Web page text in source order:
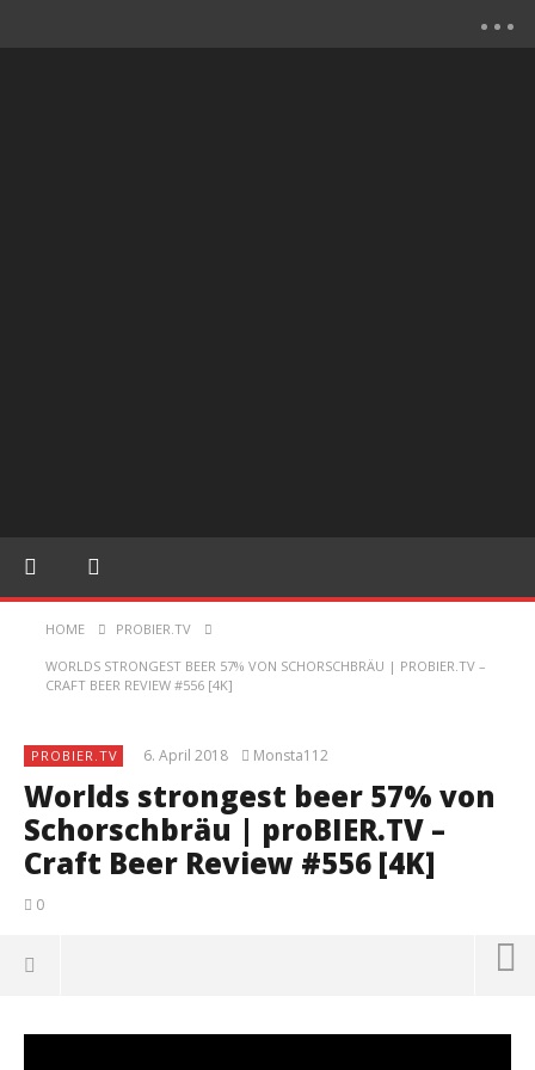
HOME PROBIER.TV
WORLDS STRONGEST BEER 57% VON SCHORSCHBRÄU | PROBIER.TV –
CRAFT BEER REVIEW #556 [4K]
PROBIER.TV 6. April 2018 Monsta112
Worlds strongest beer 57% von
Schorschbräu | proBIER.TV –
Craft Beer Review #556 [4K]
0